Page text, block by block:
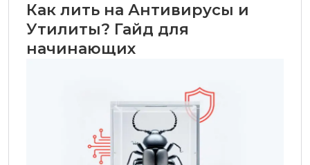
Как лить на Антивирусы и
Утилиты? Гайд для
начинающих